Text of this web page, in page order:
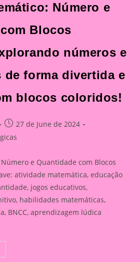
Número e
Blocos
números e
de forma divertida e
blocos coloridos!
Post
published:
27 de June de 2024
e Quantidade com Blocos
atividade matemática, educação
jogos educativos,
habilidades matemáticas,
BNCC, aprendizagem lúdica